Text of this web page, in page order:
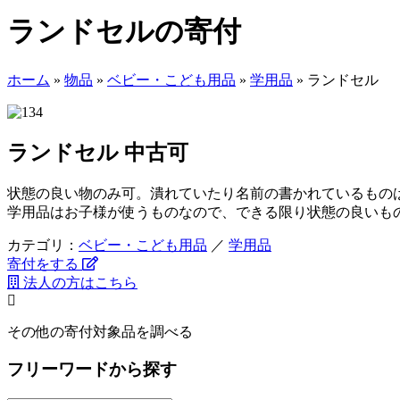
ランドセルの寄付
ホーム » 物品 » ベビー・こども用品 » 学用品 » ランドセル
ランドセル 中古可
状態の良い物のみ可。潰れていたり名前の書かれているもの
学用品はお子様が使うものなので、できる限り状態の良いも
カテゴリ： ベビー・こども用品 ／ 学用品
寄付をする
法人の方はこちら
その他の寄付対象品を調べる
フリーワードから探す